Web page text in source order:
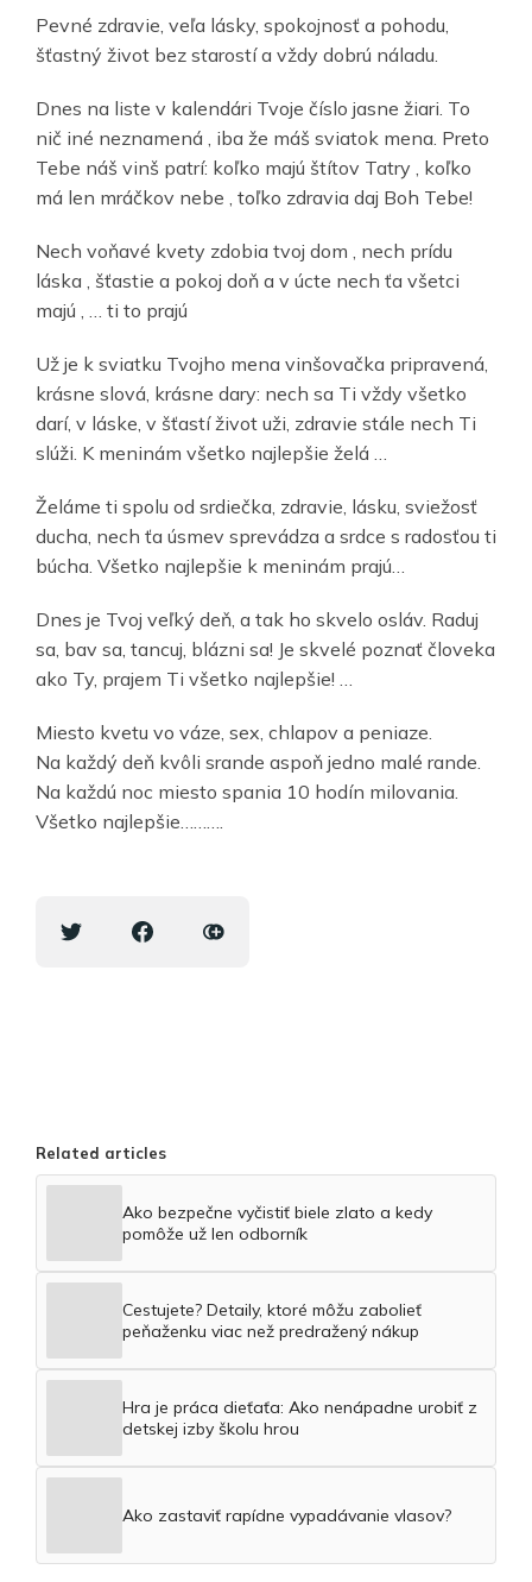
Pevné zdravie, veľa lásky, spokojnosť a pohodu,
šťastný život bez starostí a vždy dobrú náladu.
Dnes na liste v kalendári Tvoje číslo jasne žiari. To
nič iné neznamená , iba že máš sviatok mena. Preto
Tebe náš vinš patrí: koľko majú štítov Tatry , koľko
má len mráčkov nebe , toľko zdravia daj Boh Tebe!
Nech voňavé kvety zdobia tvoj dom , nech prídu
láska , šťastie a pokoj doň a v úcte nech ťa všetci
majú , … ti to prajú
Už je k sviatku Tvojho mena vinšovačka pripravená,
krásne slová, krásne dary: nech sa Ti vždy všetko
darí, v láske, v šťastí život uži, zdravie stále nech Ti
slúži. K meninám všetko najlepšie želá …
Želáme ti spolu od srdiečka, zdravie, lásku, sviežosť
ducha, nech ťa úsmev sprevádza a srdce s radosťou ti
búcha. Všetko najlepšie k meninám prajú…
Dnes je Tvoj veľký deň, a tak ho skvelo osláv. Raduj
sa, bav sa, tancuj, blázni sa! Je skvelé poznať človeka
ako Ty, prajem Ti všetko najlepšie! …
Miesto kvetu vo váze, sex, chlapov a peniaze.
Na každý deň kvôli srande aspoň jedno malé rande.
Na každú noc miesto spania 10 hodín milovania.
Všetko najlepšie……….
Related articles
Ako bezpečne vyčistiť biele zlato a kedy
pomôže už len odborník
Cestujete? Detaily, ktoré môžu zabolieť
peňaženku viac než predražený nákup
Hra je práca dieťaťa: Ako nenápadne urobiť z
detskej izby školu hrou
Ako zastaviť rapídne vypadávanie vlasov?